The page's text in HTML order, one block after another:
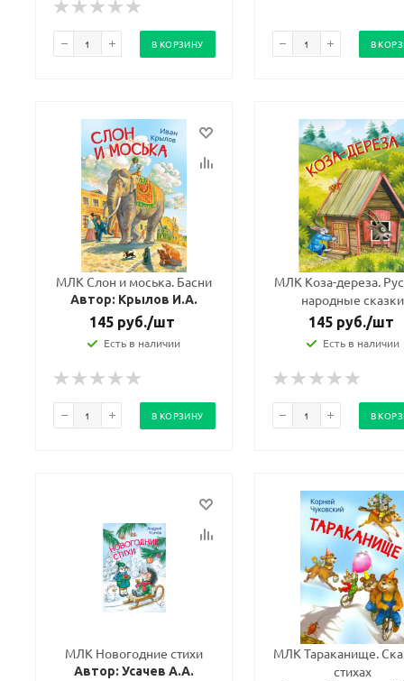
В КОРЗИНУ В
МЛК Слон и моська. Басни
Автор: Крылов И.А.
145 руб./шт
Есть в наличии
В КОРЗИНУ
МЛК Коза-дереза.
народные сказки
145руб./шт
Есть в наличии
В
МЛК Новогодние стихи
Автор: Усачев А.А.
МЛК Тараканище.
стихах